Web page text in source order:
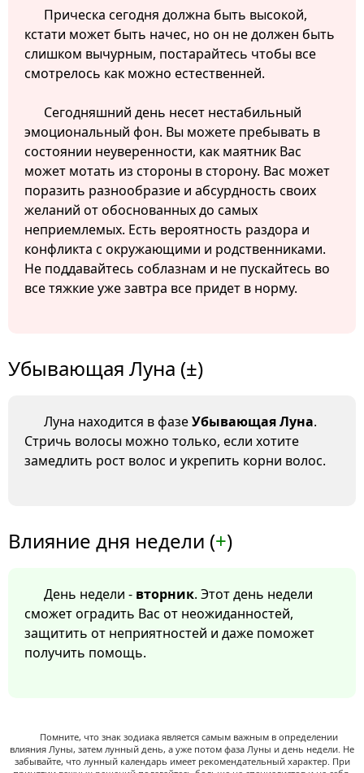
Прическа сегодня должна быть высокой,
кстати может быть начес, но он не должен быть
слишком вычурным, постарайтесь чтобы все
смотрелось как можно естественней.
Сегодняшний день несет нестабильный
эмоциональный фон. Вы можете пребывать в
состоянии неуверенности, как маятник Вас
может мотать из стороны в сторону. Вас может
поразить разнообразие и абсурдность своих
желаний от обоснованных до самых
неприемлемых. Есть вероятность раздора и
конфликта с окружающими и родственниками.
Не поддавайтесь соблазнам и не пускайтесь во
все тяжкие уже завтра все придет в норму.
Убывающая Луна (±)
Луна находится в фазеУбывающая Луна.
Стричь волосы можно только, если хотите
замедлить рост волос и укрепить корни волос.
Влияние дня недели (+)
День недели - вторник. Этот день недели
сможет оградить Вас от неожиданностей,
защитить от неприятностей и даже поможет
получить помощь.
Помните, что знак зодиака является самым важным в определении
влияния Луны, затем лунный день, а уже потом фаза Луны и день недели. Не
забывайте, что лунный календарь имеет рекомендательный характер. При